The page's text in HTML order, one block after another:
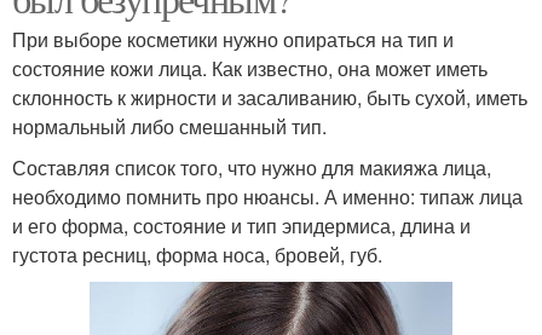
При выборе косметики нужно опираться на тип и
состояние кожи лица. Как известно, она может иметь
склонность к жирности и засаливанию, быть сухой, иметь
нормальный либо смешанный тип.
Составляя список того, что нужно для макияжа лица,
необходимо помнить про нюансы. А именно: типаж лица
и его форма, состояние и тип эпидермиса, длина и
густота ресниц, форма носа, бровей, губ.